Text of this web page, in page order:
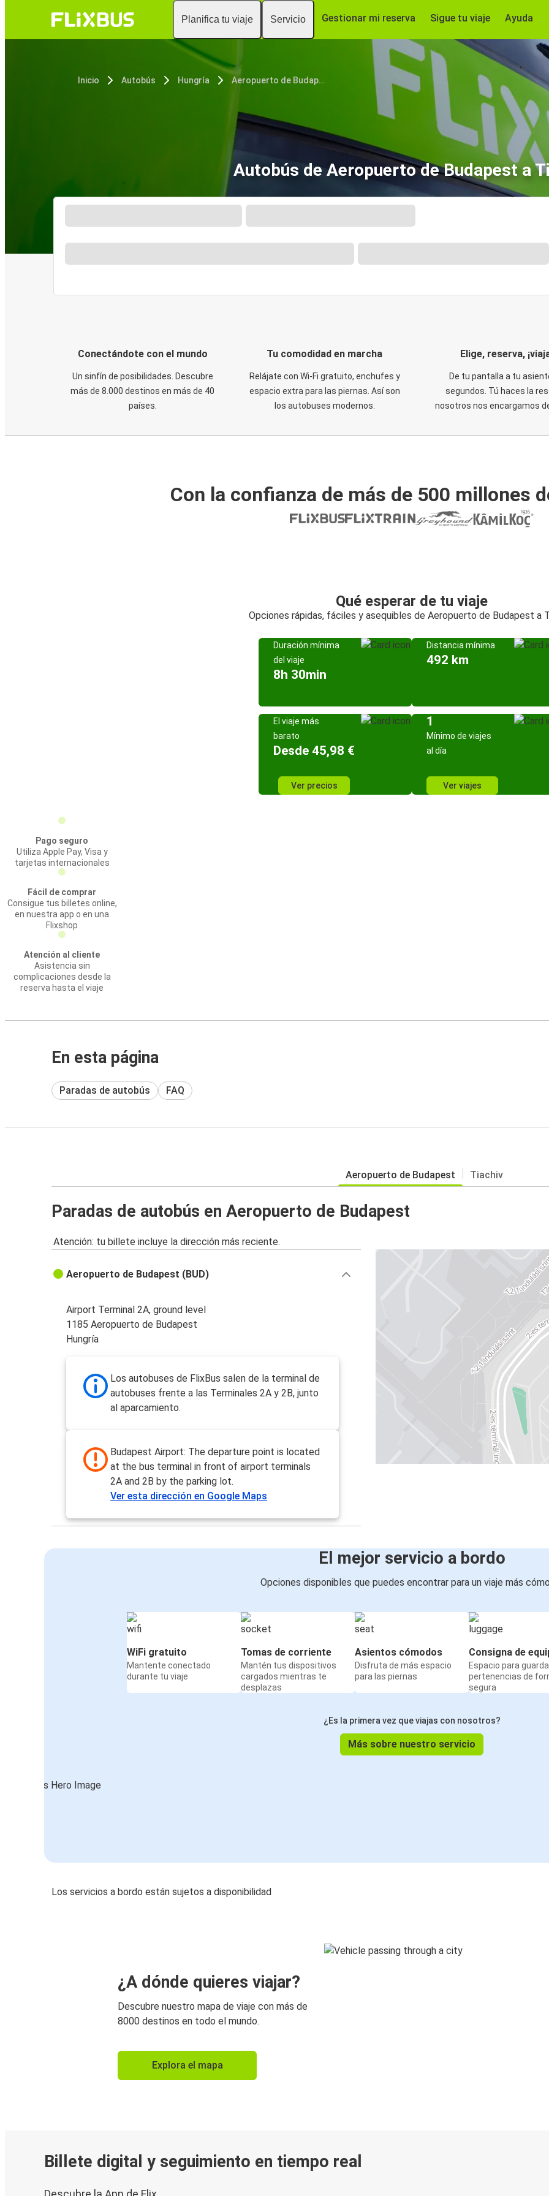
Planifica tu viaje Servicio Gestionar mi reserva Sigue tu viaje Ayuda
Inicio Autobús Hungría Aeropuerto de Budapest
Autobús de Aeropuerto de Budapest a
Conectándote con el mundo
Un sinfín de posibilidades. Descubre
más de 8.000 destinos en más de 40
países.
Tu comodidad en marcha
Relájate con Wi-Fi gratuito, enchufes y
espacio extra para las piernas. Así son
los autobuses modernos.
Elige, reserva,
De tu pantalla a tu
segundos. Tú haces la
nosotros nos encargamos
Con la confianza de más de 500 millones
Qué esperar de tu viaje
Opciones rápidas, fáciles y asequibles de Aeropuerto de Budapest a
Duración mínima
del viaje
8h 30min
Distancia mínima
492 km
El viaje más
barato
Desde 45,98 €
Ver precios
1
Mínimo de viajes
al día
Ver viajes
Pago seguro
Utiliza Apple Pay, Visa y
tarjetas internacionales
Fácil de comprar
Consigue tus billetes online,
en nuestra app o en una
Flixshop
Atención al cliente
Asistencia sin
complicaciones desde la
reserva hasta el viaje
En esta página
Paradas de autobús FAQ
Aeropuerto de Budapest Tiachiv
Paradas de autobús en Aeropuerto de Budapest
Atención: tu billete incluye la dirección más reciente.
Aeropuerto de Budapest (BUD)
Airport Terminal 2A, ground level
1185 Aeropuerto de Budapest
Hungría
Los autobuses de FlixBus salen de la terminal de
autobuses frente a las Terminales 2A y 2B, junto
al aparcamiento.
Budapest Airport: The departure point is located
at the bus terminal in front of airport terminals
2A and 2B by the parking lot.
Ver esta dirección en Google Maps
El mejor servicio a bordo
Opciones disponibles que puedes encontrar para un viaje más
WiFi gratuito
Mantente conectado
durante tu viaje
Tomas de corriente
Mantén tus dispositivos
cargados mientras te
desplazas
Asientos cómodos
Disfruta de más espacio
para las piernas
Consigna de
Espacio para
pertenencias de
segura
¿Es la primera vez que viajas con nosotros?
Más sobre nuestro servicio
Los servicios a bordo están sujetos a disponibilidad
¿A dónde quieres viajar?
Descubre nuestro mapa de viaje con más de
8000 destinos en todo el mundo.
Explora el mapa
Billete digital y seguimiento en tiempo real